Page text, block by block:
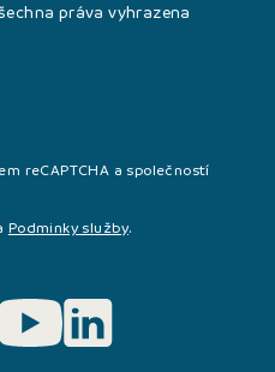
práva vyhrazena
reCAPTCHA a společností
Podminky služby.